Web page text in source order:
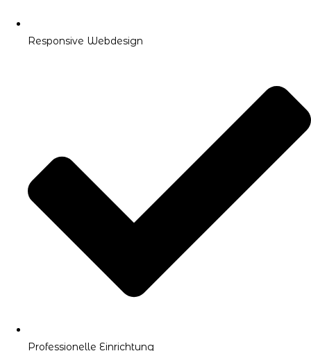
Responsive Webdesign
Professionelle Einrichtung